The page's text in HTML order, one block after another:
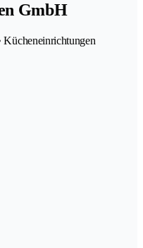
GmbH
Kücheneinrichtungen